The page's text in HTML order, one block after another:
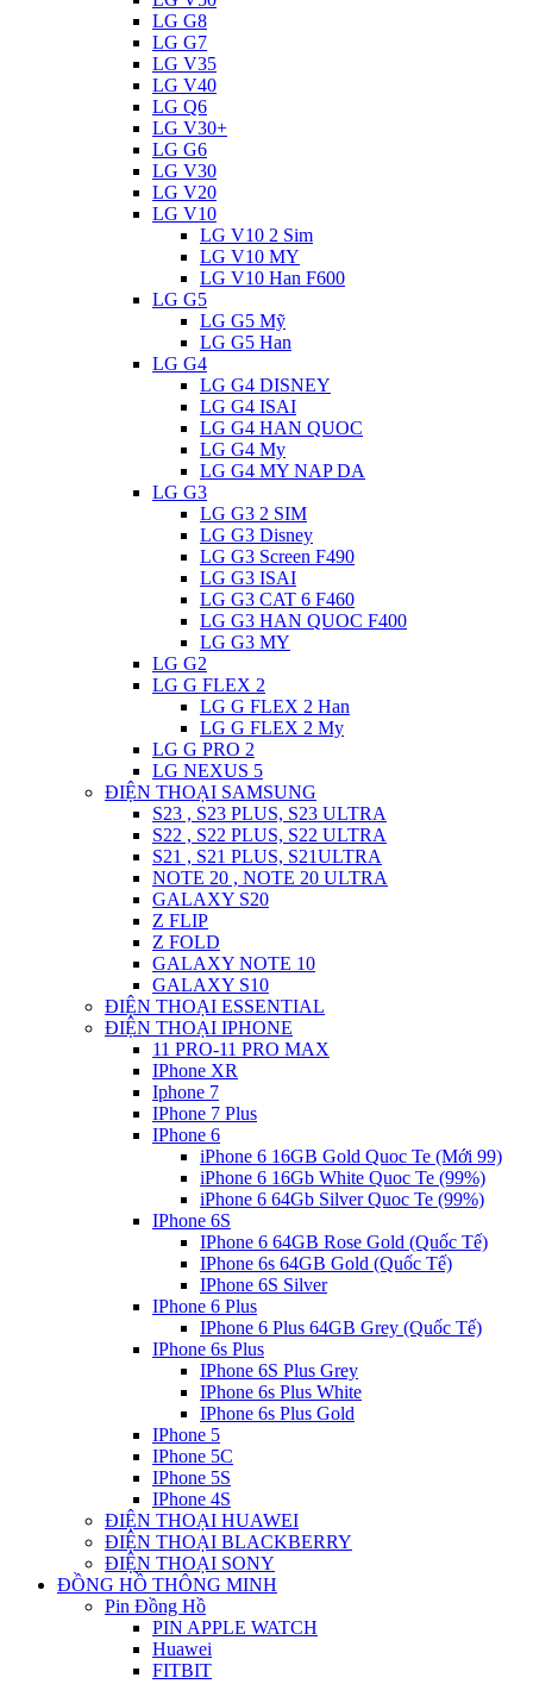
LG G8
LG G7
LG V35
LG V40
LG Q6
LG V30+
LG G6
LG V30
LG V20
LG V10
LG V10 2 Sim
LG V10 MY
LG V10 Han F600
LG G5
LG G5 Mỹ
LG G5 Han
LG G4
LG G4 DISNEY
LG G4 ISAI
LG G4 HAN QUOC
LG G4 My
LG G4 MY NAP DA
LG G3
LG G3 2 SIM
LG G3 Disney
LG G3 Screen F490
LG G3 ISAI
LG G3 CAT 6 F460
LG G3 HAN QUOC F400
LG G3 MY
LG G2
LG G FLEX 2
LG G FLEX 2 Han
LG G FLEX 2 My
LG G PRO 2
LG NEXUS 5
ĐIỆN THOẠI SAMSUNG
S23 , S23 PLUS, S23 ULTRA
S22 , S22 PLUS, S22 ULTRA
S21 , S21 PLUS, S21ULTRA
NOTE 20 , NOTE 20 ULTRA
GALAXY S20
Z FLIP
Z FOLD
GALAXY NOTE 10
GALAXY S10
ĐIỆN THOẠI ESSENTIAL
ĐIỆN THOẠI IPHONE
11 PRO-11 PRO MAX
IPhone XR
Iphone 7
IPhone 7 Plus
IPhone 6
iPhone 6 16GB Gold Quoc Te (Mới 99)
iPhone 6 16Gb White Quoc Te (99%)
iPhone 6 64Gb Silver Quoc Te (99%)
IPhone 6S
IPhone 6 64GB Rose Gold (Quốc Tế)
IPhone 6s 64GB Gold (Quốc Tế)
IPhone 6S Silver
IPhone 6 Plus
IPhone 6 Plus 64GB Grey (Quốc Tế)
IPhone 6s Plus
IPhone 6S Plus Grey
IPhone 6s Plus White
IPhone 6s Plus Gold
IPhone 5
IPhone 5C
IPhone 5S
IPhone 4S
ĐIỆN THOẠI HUAWEI
ĐIỆN THOẠI BLACKBERRY
ĐIỆN THOẠI SONY
ĐỒNG HỒ THÔNG MINH
Pin Đồng Hồ
PIN APPLE WATCH
Huawei
FITBIT